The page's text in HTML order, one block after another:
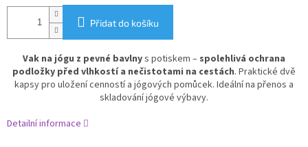
Přidat do košíku
Vak na jógu z pevné bavlnys potiskem – spolehlivá ochrana
podložky před vlhkostí a nečistotami na cestách. Praktické dvě
kapsy pro uložení cenností a jógových pomůcek. Ideální na přenos a
skladování jógové výbavy.
Detailní informace